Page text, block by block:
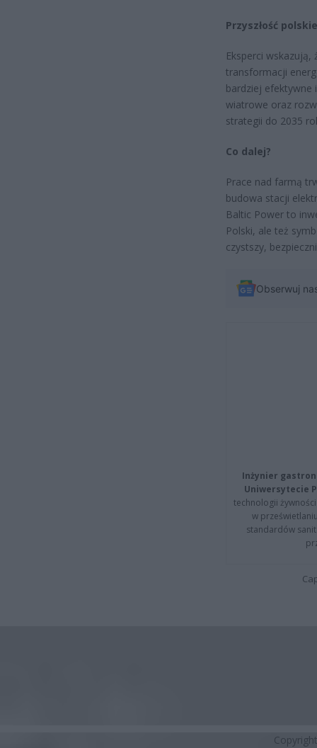
Przyszłość
Eksperci
transformacji
bardziej efektywne
wiatrowe oraz
strategii do 2035
Co dalej?
Prace nad farmą
budowa stacji
Baltic Power to
Polski, ale też
czystszy,
Obserwuj
Inżynier
Uniwersytecie
technologii
w
standardów